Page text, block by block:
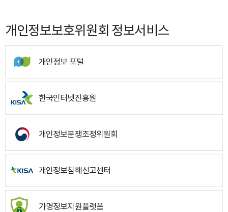
개인정보보호위원회 정보서비스
개인정보 포털
한국인터넷진흥원
개인정보분쟁조정위원회
개인정보침해신고센터
가명정보지원플랫폼